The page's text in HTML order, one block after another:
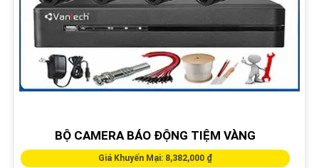
BỘ CAMERA BÁO ĐỘNG TIỆM VÀNG
Giá Khuyến Mại: 8,382,000 ₫